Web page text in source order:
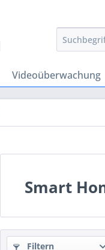
Videoüberwachung
Smart
Filtern